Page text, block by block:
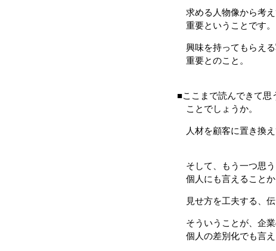
求める人物像から考え
重要ということです。
興味を持ってもらえる
重要とのこと。
■ここまで読んできて思
ことでしょうか。
人材を顧客に置き換え
そして、もう一つ思う
個人にも言えることか
見せ方を工夫する、伝
そういうことが、企業
個人の差別化でも言え